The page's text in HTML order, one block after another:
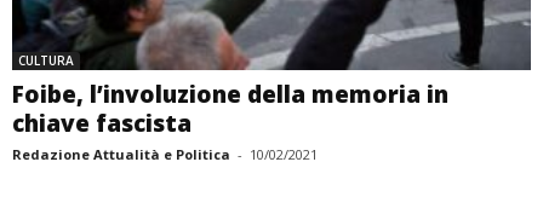
CULTURA
Foibe, l’involuzione della memoria in
chiave fascista
Redazione Attualità e Politica - 10/02/2021